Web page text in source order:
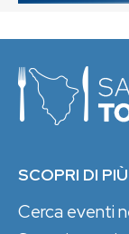
SCOPRI DI PIÙ
Cerca eventi